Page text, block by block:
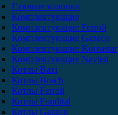
Газовые колонки
Комплектующие
Комплектующие Ferroli
Комплектующие Gazeco
Комплектующие Koreastar
Комплектующие Navien
Котлы Baxi
Котлы Bosch
Котлы Ferroli
Котлы Fondital
Котлы Gazeco